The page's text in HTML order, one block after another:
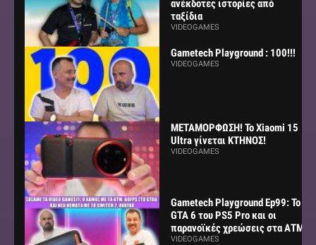
ανέκδοτες ιστορίες από
ταξίδια
VIDEOGAMES
Gametech Playground : 100!!!
VIDEOGAMES
ΜΕΤΑΜΟΡΦΩΣΗ! Το Xiaomi 15
Ultra γίνεται ΚΤΗΝΟΣ!
VIDEOGAMES
Gametech Playground Ep99: Το
GTA 6 του PS5 Pro και οι
παρανοϊκές χρεώσεις στα ΑΤΜ
VIDEOGAMES